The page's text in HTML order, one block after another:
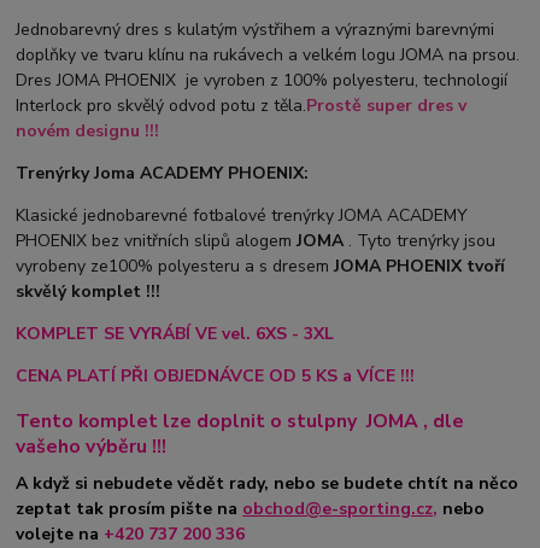
Jednobarevný dres s kulatým výstřihem a výraznými barevnými
doplňky ve tvaru klínu na rukávech a velkém logu JOMA na prsou.
Dres JOMA PHOENIX je vyroben z 100% polyesteru, technologií
Interlock pro skvělý odvod potu z těla.Prostě super dres v
novém designu !!!
Trenýrky Joma ACADEMY PHOENIX:
Klasické jednobarevné fotbalové trenýrky JOMA ACADEMY
PHOENIX bez vnitřních slipů alogem JOMA . Tyto trenýrky jsou
vyrobeny ze100% polyesteru a s dresemJOMA PHOENIX tvoří
skvělý komplet !!!
KOMPLET SE VYRÁBÍ VE vel. 6XS - 3XL
CENA PLATÍ PŘI OBJEDNÁVCE OD 5 KS a VÍCE !!!
Tento komplet lze doplnit o stulpny JOMA , dle
vašeho výběru !!!
A když si nebudete vědět rady, nebo se budete chtít na něco
zeptat tak prosím pište na obchod@e-sporting.cz, nebo
volejte na +420 737 200 336